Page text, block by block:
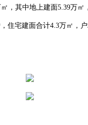
其中地上建面5.39万㎡
宅建面合计4.3万㎡，户